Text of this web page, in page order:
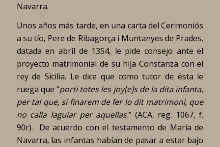
Navarra.
Unos años más tarde, en una carta del Cerimoniós
a su tío, Pere de Ribagorça i Muntanyes de Prades,
datada en abril de 1354, le pide consejo ante el
proyecto matrimonial de su hija Constanza con el
rey de Sicilia. Le dice que como tutor de ésta le
ruega que “porti totes les joy[e]s de la dita infanta,
per tal que, si finarem de fer lo dit matrimoni, que
no calla laguiar per aquellas.” (ACA, reg. 1067, f.
90r).
De acuerdo con el testamento de María de
Navarra, las infantas habían de pasar a estar bajo